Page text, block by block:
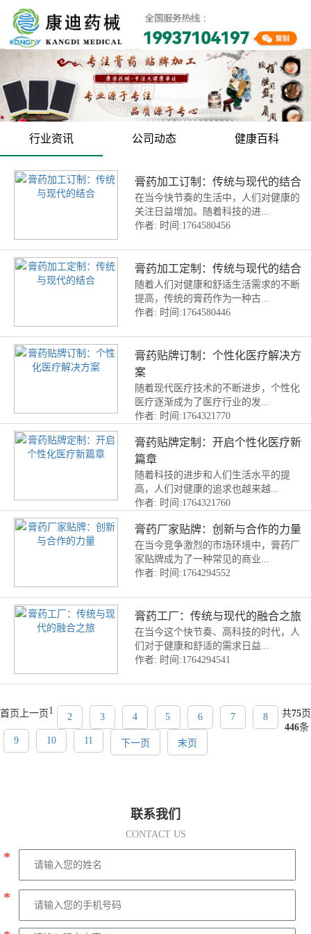
行业资讯 公司动态 健康百科
膏药加工订制：传统与现代的结合
在当今快节奏的生活中，人们对健康的
关注日益增加。随着科技的进...
作者: 时间:1764580456
膏药加工定制：传统与现代的结合
随着人们对健康和舒适生活需求的不断
提高，传统的膏药作为一种古...
作者: 时间:1764580446
膏药贴牌订制：个性化医疗解决方
案
随着现代医疗技术的不断进步，个性化
医疗逐渐成为了医疗行业的发...
作者: 时间:1764321770
膏药贴牌定制：开启个性化医疗新
篇章
随着科技的进步和人们生活水平的提
高，人们对健康的追求也越来越...
作者: 时间:1764321760
膏药厂家贴牌：创新与合作的力量
在当今竞争激烈的市场环境中，膏药厂
家贴牌成为了一种常见的商业...
作者: 时间:1764294552
膏药工厂：传统与现代的融合之旅
在当今这个快节奏、高科技的时代，人
们对于健康和舒适的需求日益...
作者: 时间:1764294541
首页 上一页 1
2 3 4 5 6 7 8
9 10 11 下一页 末页
共75页
446条
联系我们
CONTACT US
*
*